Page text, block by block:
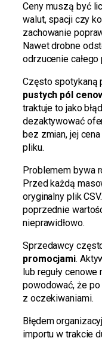
Ceny muszą być
walut, spacji czy
zachowanie
Nawet drobne
odrzucenie
Często spotykaną
pustych pól
traktuje to jako
dezaktywować
bez zmian, jej
pliku.
Problemem bywa
Przed każdą
oryginalny plik
poprzednie
nieprawidłowo.
Sprzedawcy
promocjami.
lub reguły
powodować, że
z oczekiwaniami.
Błędem
importu w trakcie